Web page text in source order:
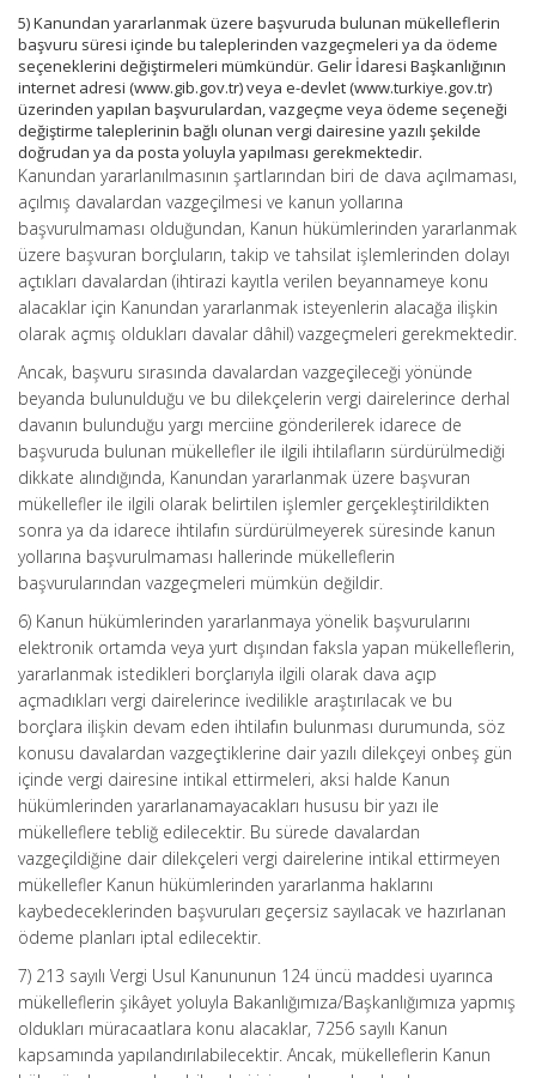
5) Kanundan yararlanmak üzere başvuruda bulunan mükelleflerin
başvuru süresi içinde bu taleplerinden vazgeçmeleri ya da ödeme
seçeneklerini değiştirmeleri mümkündür. Gelir İdaresi Başkanlığının
internet adresi (www.gib.gov.tr) veya e-devlet (www.turkiye.gov.tr)
üzerinden yapılan başvurulardan, vazgeçme veya ödeme seçeneği
değiştirme taleplerinin bağlı olunan vergi dairesine yazılı şekilde
doğrudan ya da posta yoluyla yapılması gerekmektedir.
Kanundan yararlanılmasının şartlarından biri de dava açılmaması,
açılmış davalardan vazgeçilmesi ve kanun yollarına
başvurulmaması olduğundan, Kanun hükümlerinden yararlanmak
üzere başvuran borçluların, takip ve tahsilat işlemlerinden dolayı
açtıkları davalardan (ihtirazi kayıtla verilen beyannameye konu
alacaklar için Kanundan yararlanmak isteyenlerin alacağa ilişkin
olarak açmış oldukları davalar dâhil) vazgeçmeleri gerekmektedir.
Ancak, başvuru sırasında davalardan vazgeçileceği yönünde
beyanda bulunulduğu ve bu dilekçelerin vergi dairelerince derhal
davanın bulunduğu yargı merciine gönderilerek idarece de
başvuruda bulunan mükellefler ile ilgili ihtilafların sürdürülmediği
dikkate alındığında, Kanundan yararlanmak üzere başvuran
mükellefler ile ilgili olarak belirtilen işlemler gerçekleştirildikten
sonra ya da idarece ihtilafın sürdürülmeyerek süresinde kanun
yollarına başvurulmaması hallerinde mükelleflerin
başvurularından vazgeçmeleri mümkün değildir.
6) Kanun hükümlerinden yararlanmaya yönelik başvurularını
elektronik ortamda veya yurt dışından faksla yapan mükelleflerin,
yararlanmak istedikleri borçlarıyla ilgili olarak dava açıp
açmadıkları vergi dairelerince ivedilikle araştırılacak ve bu
borçlara ilişkin devam eden ihtilafın bulunması durumunda, söz
konusu davalardan vazgeçtiklerine dair yazılı dilekçeyi onbeş gün
içinde vergi dairesine intikal ettirmeleri, aksi halde Kanun
hükümlerinden yararlanamayacakları hususu bir yazı ile
mükelleflere tebliğ edilecektir. Bu sürede davalardan
vazgeçildiğine dair dilekçeleri vergi dairelerine intikal ettirmeyen
mükellefler Kanun hükümlerinden yararlanma haklarını
kaybedeceklerinden başvuruları geçersiz sayılacak ve hazırlanan
ödeme planları iptal edilecektir.
7) 213 sayılı Vergi Usul Kanununun 124 üncü maddesi uyarınca
mükelleflerin şikâyet yoluyla Bakanlığımıza/Başkanlığımıza yapmış
oldukları müracaatlara konu alacaklar, 7256 sayılı Kanun
kapsamında yapılandırılabilecektir. Ancak, mükelleflerin Kanun